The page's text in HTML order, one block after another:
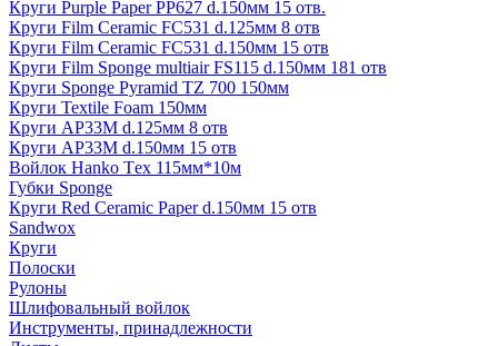
Круги Purple Paper PP627 d.150мм 15 отв.
Круги Film Ceramic FC531 d.125мм 8 отв
Круги Film Ceramic FC531 d.150мм 15 отв
Круги Film Sponge multiair FS115 d.150мм 181 отв
Круги Sponge Pyramid TZ 700 150мм
Круги Textile Foam 150мм
Круги AP33M d.125мм 8 отв
Круги AP33M d.150мм 15 отв
Войлок Hanko Tех 115мм*10м
Губки Sponge
Круги Red Ceramic Paper d.150мм 15 отв
Sandwox
Круги
Полоски
Рулоны
Шлифовальный войлок
Инструменты, принадлежности